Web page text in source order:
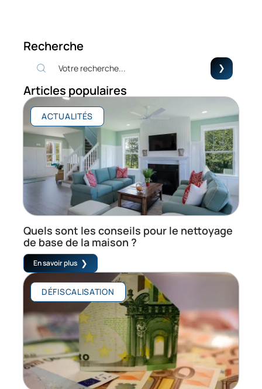
Recherche
Articles populaires
ACTUALITÉS
Quels sont les conseils pour le nettoyage
de base de la maison ?
En savoir plus
DÉFISCALISATION